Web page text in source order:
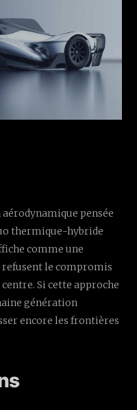
pensée
thermique-hybride
comme une
le compromis
Si cette approche
génération
encore les frontières